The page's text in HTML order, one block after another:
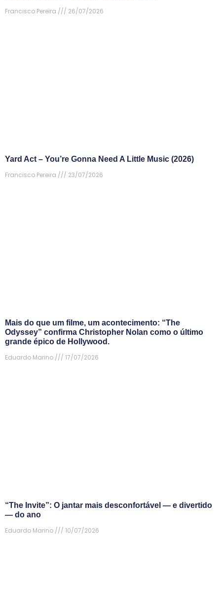
Francisco Pereira
26/07/2026
Yard Act – You’re Gonna Need A Little Music (2026)
Francisco Pereira
23/07/2026
Mais do que um filme, um acontecimento: “The
Odyssey” confirma Christopher Nolan como o último
grande épico de Hollywood.
Eduardo Marino
17/07/2026
“The Invite”: O jantar mais desconfortável — e divertido
— do ano
Eduardo Marino
10/07/2026